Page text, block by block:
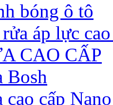
bóng ô tô
áp lực
CAO CẤP
Bosh
cao cấp